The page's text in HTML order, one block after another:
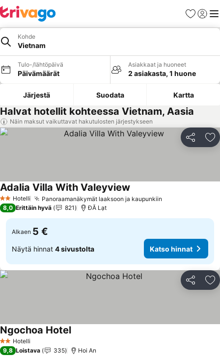
Suosikit
Kohde
Vietnam
Tulo-/lähtöpäivä
Päivämäärät
Asiakkaat ja huoneet
2 asiakasta, 1 huone
Järjestä Suodata Kartta
Halvat hotellit kohteessa Vietnam, Aasia
Näin maksut vaikuttavat hakutulosten järjestykseen
Jaa
2 Tähtiluokitus
Hotelli Panoraamanäkymät laaksoon ja kaupunkiin
Adalia Villa With Valeyview
8,0 Erittäin hyvä 821 ĐĂ Lạt
Alkaen 5 €
Näytä hinnat 4 sivustolta Katso hinnat
Jaa
2 Tähtiluokitus
Hotelli
Ngochoa Hotel
9,8 Loistava 335 Hoi An